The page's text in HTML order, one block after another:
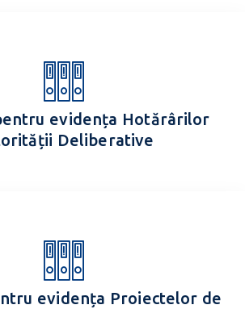
evidența Hotărârilor
Deliberative
evidența Proiectelor de